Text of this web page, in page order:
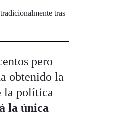
tras
pero
obtenido la
la política
la única